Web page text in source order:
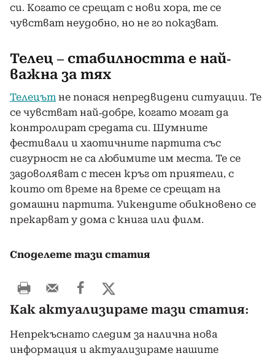
си. Когато се срещат с нови хора, те се
чувстват неудобно, но не го показват.
Телец – стабилността е най-
важна за тях
Телецът не понася непредвидени ситуации. Те
се чувстват най-добре, когато могат да
контролират средата си. Шумните
фестивали и хаотичните партита със
сигурност не са любимите им места. Те се
задоволяват с тесен кръг от приятели, с
които от време на време се срещат на
домашни партита. Уикендите обикновено се
прекарват у дома с книга или филм.
Споделете тази статия
Как актуализираме тази статия:
Непрекъснато следим за налична нова
информация и актуализираме нашите